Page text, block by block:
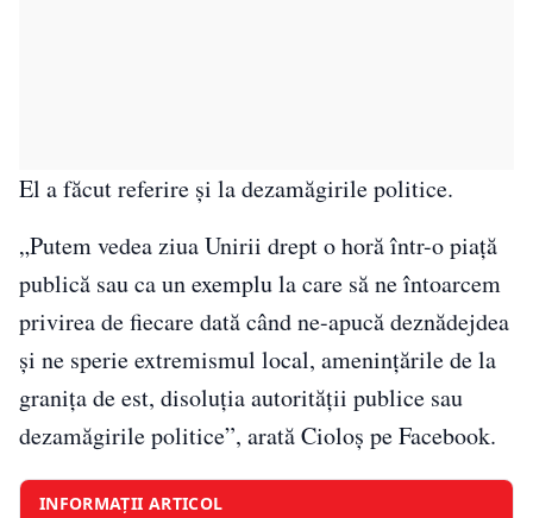
El a făcut referire și la dezamăgirile politice.
„Putem vedea ziua Unirii drept o horă într-o piaţă
publică sau ca un exemplu la care să ne întoarcem
privirea de fiecare dată când ne-apucă deznădejdea
şi ne sperie extremismul local, ameninţările de la
graniţa de est, disoluţia autorităţii publice sau
dezamăgirile politice”, arată Cioloş pe Facebook.
INFORMAȚII ARTICOL